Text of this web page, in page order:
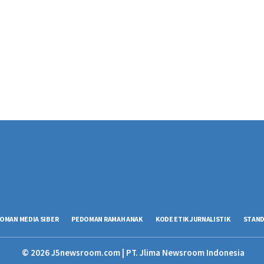
MEDIA SIBER PEDOMAN RAMAH ANAK KODE ETIK JURNALISTIK
© 2026 J5newsroom.com | PT. Jlima Newsroom Indonesia